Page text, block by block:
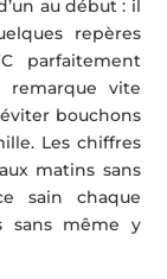
au début : il
repères
parfaitement
remarque vite
bouchons
Les chiffres
matins sans
sain chaque
sans même y